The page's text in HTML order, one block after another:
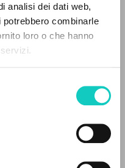
analisi dei dati web,
combinarle
loro o che hanno